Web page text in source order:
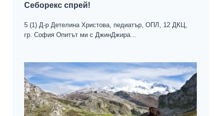
Себорекс спрей!
5 (1) Д-р Детелина Христова, педиатър, ОПЛ, 12 ДКЦ,
гр. София Опитът ми с ДжинДжира...